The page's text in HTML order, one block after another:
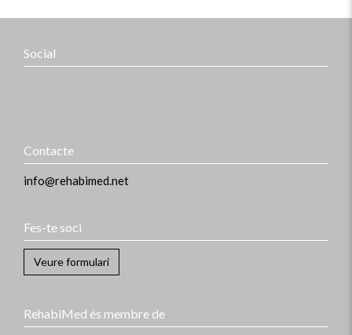
Social
Contacte
info@rehabimed.net
Fes-te soci
Veure formulari
RehabiMed és membre de